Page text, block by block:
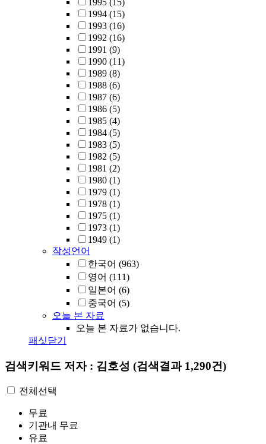
1995 (15)
1994 (15)
1993 (16)
1992 (16)
1991 (9)
1990 (11)
1989 (8)
1988 (6)
1987 (6)
1986 (5)
1985 (4)
1984 (5)
1983 (5)
1982 (5)
1981 (2)
1980 (1)
1979 (1)
1978 (1)
1975 (1)
1973 (1)
1949 (1)
작성언어
한국어 (963)
영어 (111)
일본어 (6)
중국어 (5)
오늘 본 자료
오늘 본 자료가 없습니다.
패싯닫기
검색키워드 저자 : 김호성 (검색결과 1,290건)
전체선택
무료
기관내 무료
유료